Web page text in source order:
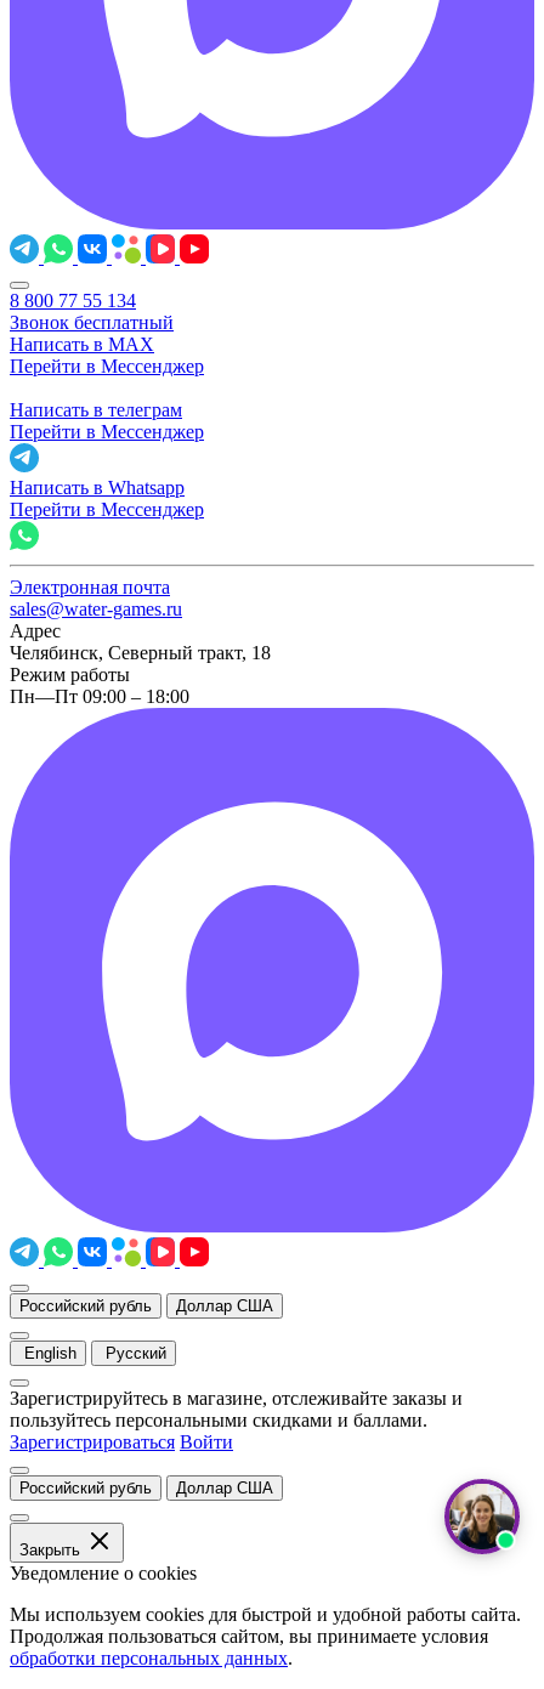
8 800 77 55 134
Звонок бесплатный
Написать в MAX
Перейти в Мессенджер
Написать в телеграм
Перейти в Мессенджер
Написать в Whatsapp
Перейти в Мессенджер
Электронная почта
sales@water-games.ru
Адрес
Челябинск, Северный тракт, 18
Режим работы
Пн—Пт 09:00 – 18:00
Российский рубль Доллар США
English Русский
Зарегистрируйтесь в магазине, отслеживайте заказы и
пользуйтесь персональными скидками и баллами.
Зарегистрироваться Войти
Российский рубль Доллар США
Закрыть
Уведомление о cookies
Мы используем cookies для быстрой и удобной работы сайта.
Продолжая пользоваться сайтом, вы принимаете условия
обработки персональных данных.